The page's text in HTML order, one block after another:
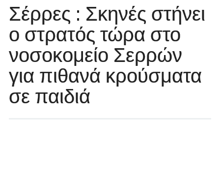
Σέρρες : Σκηνές στήνει
ο στρατός τώρα στο
νοσοκομείο Σερρών
για πιθανά κρούσματα
σε παιδιά